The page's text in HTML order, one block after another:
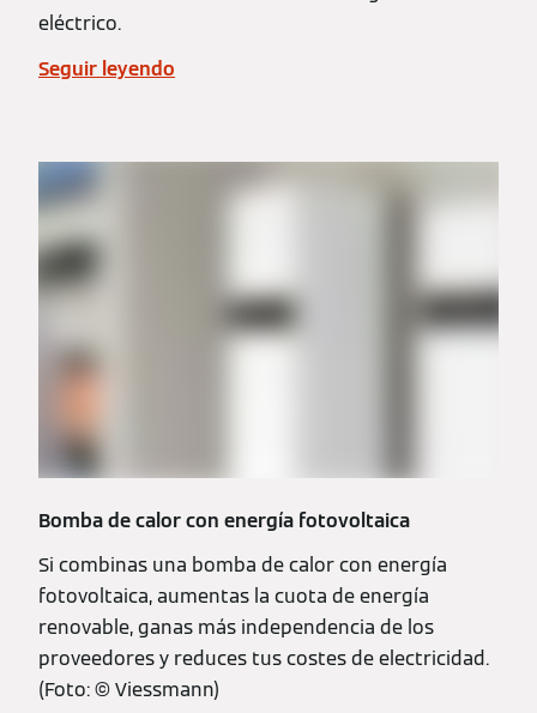
eléctrico.
Seguir leyendo
Bomba de calor con energía fotovoltaica
Si combinas una bomba de calor con energía
fotovoltaica, aumentas la cuota de energía
renovable, ganas más independencia de los
proveedores y reduces tus costes de electricidad.
(Foto: © Viessmann)